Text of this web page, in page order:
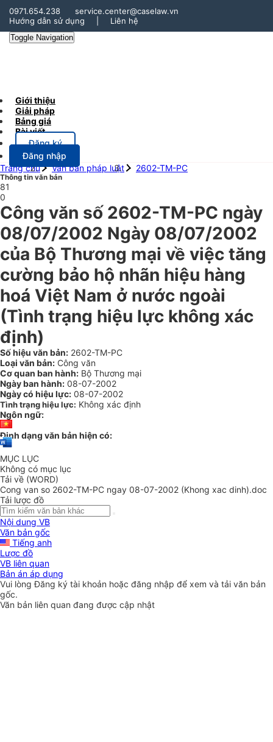
0971.654.238
service.center@caselaw.vn
Hướng dẫn sử dụng
Liên hệ
Toggle Navigation
Giới thiệu
Giải pháp
Bảng giá
Bài viết
Đăng ký
Đăng nhập
Trang chủ
Văn bản pháp luật 2602-TM-PC
Thông tin văn bản
81
0
Công văn số 2602-TM-PC ngày
08/07/2002 Ngày 08/07/2002
của Bộ Thương mại về việc tăng
cường bảo hộ nhãn hiệu hàng
hoá Việt Nam ở nước ngoài
(Tình trạng hiệu lực không xác
định)
Số hiệu văn bản: 2602-TM-PC
Loại văn bản: Công văn
Cơ quan ban hành: Bộ Thương mại
Ngày ban hành: 08-07-2002
Ngày có hiệu lực: 08-07-2002
Tình trạng hiệu lực: Không xác định
Ngôn ngữ:
Định dạng văn bản hiện có:
MỤC LỤC
Không có mục lục
Tải về (WORD)
Cong van so 2602-TM-PC ngay 08-07-2002 (Khong xac dinh).doc
Tải lược đồ
Nội dung VB
Văn bản gốc
Tiếng anh
Lược đồ
VB liên quan
Bản án áp dụng
Vui lòngĐăng ký tài khoản hoặc đăng nhập để xem và tải văn bản
gốc.
Văn bản liên quan đang được cập nhật